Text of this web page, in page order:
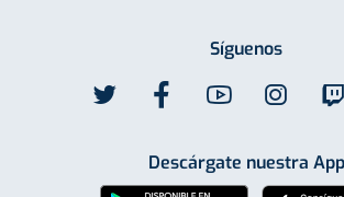
Síguenos
Descárgate nuestra App